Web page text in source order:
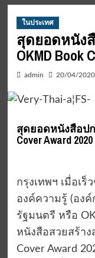
ในประเทศ
สุดยอดหนัง
OKMD Book
admin 20/04/2020
สุดยอดหนังสือปก
Cover Award 2020
กรุงเทพฯ เมื่อเ
องค์ความรู้ (อง
รัฐมนตรี หรือ
หนังสือสวยสร้าง
Cover Award